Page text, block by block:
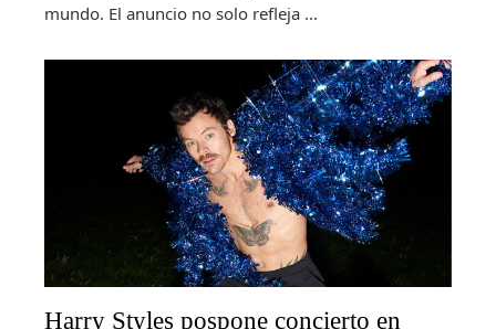
mundo. El anuncio no solo refleja ...
Harry Styles pospone concierto en